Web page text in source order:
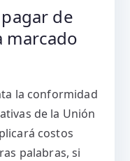
de
marcado
la conformidad
de la Unión
costos
palabras, si